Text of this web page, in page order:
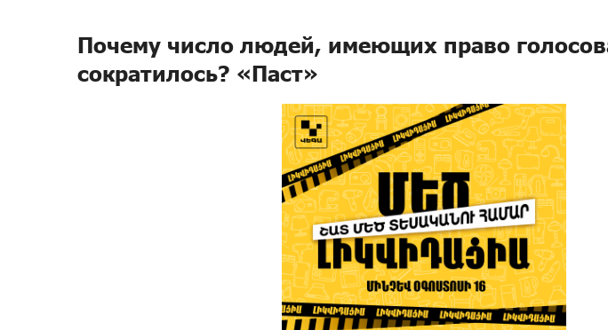
Почему число людей, имеющих право
сократилось? «Паст»